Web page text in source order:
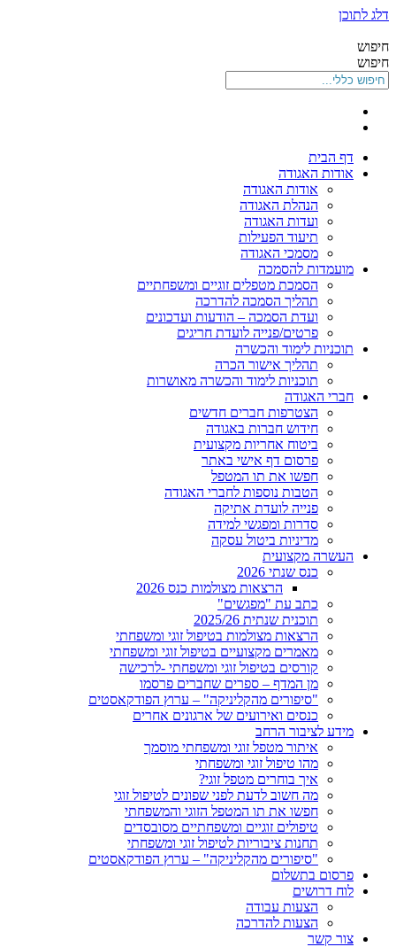
דלג לתוכן
חיפוש
חיפוש
דף הבית
אודות האגודה
אודות האגודה
הנהלת האגודה
ועדות האגודה
תיעוד הפעילות
מסמכי האגודה
מועמדות להסמכה
הסמכת מטפלים זוגיים ומשפחתיים
תהליך הסמכה להדרכה
ועדת הסמכה – הודעות ועדכונים
פרטים/פנייה לועדת חריגים
תוכניות לימוד והכשרה
תהליך אישור הכרה
תוכניות לימוד והכשרה מאושרות
חברי האגודה
הצטרפות חברים חדשים
חידוש חברות באגודה
ביטוח אחריות מקצועית
פרסום דף אישי באתר
חפשו את תו המטפל
הטבות נוספות לחברי האגודה
פנייה לועדת אתיקה
סדרות ומפגשי למידה
מדיניות ביטול עסקה
העשרה מקצועית
כנס שנתי 2026
הרצאות מצולמות כנס 2026
כתב עת "מפגשים"
תוכנית שנתית 2025/26
הרצאות מצולמות בטיפול זוגי ומשפחתי
מאמרים מקצועיים בטיפול זוגי ומשפחתי
קורסים בטיפול זוגי ומשפחתי -לרכישה
מן המדף – ספרים שחברים פרסמו
"סיפורים מהקליניקה" – ערוץ הפודקאסטים
כנסים ואירועים של ארגונים אחרים
מידע לציבור הרחב
איתור מטפל זוגי ומשפחתי מוסמך
מהו טיפול זוגי ומשפחתי
איך בוחרים מטפל זוגי?
מה חשוב לדעת לפני שפונים לטיפול זוגי
חפשו את תו המטפל הזוגי והמשפחתי
טיפולים זוגיים ומשפחתיים מסובסדים
תחנות ציבוריות לטיפול זוגי ומשפחתי
"סיפורים מהקליניקה" – ערוץ הפודקאסטים
פרסום בתשלום
לוח דרושים
הצעות עבודה
הצעות להדרכה
צור קשר